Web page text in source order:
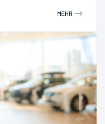
MEHR